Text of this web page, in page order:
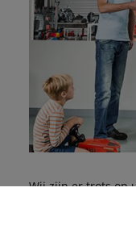
Wij zijn er trots op